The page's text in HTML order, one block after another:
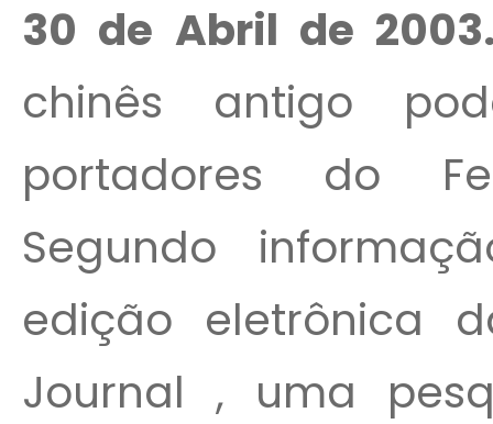
30 de Abril de
chinês antigo
portadores do
Segundo
edição eletrônica
Journal , uma